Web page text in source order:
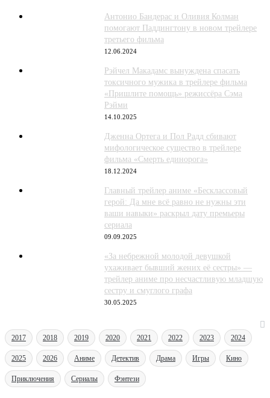
Антонио Бандерас и Оливия Колман
помогают Паддингтону в новом трейлере
третьего фильма
12.06.2024
Рэйчел Макадамс вынуждена спасать
токсичного мужика в трейлере фильма
«Пришлите помощь» режиссёра Сэма
Рэйми
14.10.2025
Дженна Ортега и Пол Радд сбивают
мифологическое существо в трейлере
фильма «Смерть единорога»
18.12.2024
Главный трейлер аниме «Бесклассовый
герой: Да мне всё равно не нужны эти
ваши навыки» раскрыл дату премьеры
сериала
09.09.2025
«За небрежной молодой девушкой
ухаживает бывший жених её сестры» —
трейлер аниме про несчастливую младшую
сестру и смуглого графа
30.05.2025
2017 2018 2019 2020 2021 2022 2023 2024
2025 2026 Аниме Детектив Драма Игры Кино
Приключения Сериалы Фэнтези